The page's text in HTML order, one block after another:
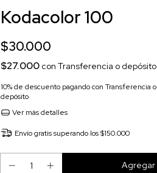
Kodacolor 100
$30.000
$27.000 con Transferencia o depósito
10% de descuento pagando con Transferencia o
depósito
Ver más detalles
Envío gratis superando los$150.000